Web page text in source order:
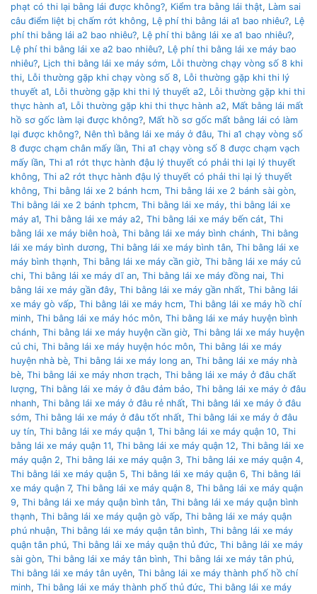
phạt có thi lại bằng lái được không?, Kiểm tra bằng lái thật, Làm sai
câu điểm liệt bị chấm rớt không, Lệ phí thi bằng lái a1 bao nhiêu?, Lệ
phí thi bằng lái a2 bao nhiêu?, Lệ phí thi bằng lái xe a1 bao nhiêu?,
Lệ phí thi bằng lái xe a2 bao nhiêu?, Lệ phí thi bằng lái xe máy bao
nhiêu?, Lịch thi bằng lái xe máy sớm, Lỗi thường chạy vòng số 8 khi
thi, Lỗi thường gặp khi chạy vòng số 8, Lỗi thường gặp khi thi lý
thuyết a1, Lỗi thường gặp khi thi lý thuyết a2, Lỗi thường gặp khi thi
thực hành a1, Lỗi thường gặp khi thi thực hành a2, Mất bằng lái mất
hồ sơ gốc làm lại được không?, Mất hồ sơ gốc mất bằng lái có làm
lại được không?, Nên thì bằng lái xe máy ở đâu, Thi a1 chạy vòng số
8 được chạm chân mấy lần, Thi a1 chạy vòng số 8 được chạm vạch
mấy lần, Thi a1 rớt thực hành đậu lý thuyết có phải thi lại lý thuyết
không, Thi a2 rớt thực hành đậu lý thuyết có phải thi lại lý thuyết
không, Thi bằng lái xe 2 bánh hcm, Thi bằng lái xe 2 bánh sài gòn,
Thi bằng lái xe 2 bánh tphcm, Thi bằng lái xe máy, thi bằng lái xe
máy a1, Thi bằng lái xe máy a2, Thi bằng lái xe máy bến cát, Thi
bằng lái xe máy biên hoà, Thi bằng lái xe máy bình chánh, Thi bằng
lái xe máy bình dương, Thi bằng lái xe máy bình tân, Thi bằng lái xe
máy bình thạnh, Thi bằng lái xe máy cần giờ, Thi bằng lái xe máy củ
chi, Thi bằng lái xe máy dĩ an, Thi bằng lái xe máy đồng nai, Thi
bằng lái xe máy gần đây, Thi bằng lái xe máy gần nhất, Thi bằng lái
xe máy gò vấp, Thi bằng lái xe máy hcm, Thi bằng lái xe máy hồ chí
minh, Thi bằng lái xe máy hóc môn, Thi bằng lái xe máy huyện bình
chánh, Thi bằng lái xe máy huyện cần giờ, Thi bằng lái xe máy huyện
củ chi, Thi bằng lái xe máy huyện hóc môn, Thi bằng lái xe máy
huyện nhà bè, Thi bằng lái xe máy long an, Thi bằng lái xe máy nhà
bè, Thi bằng lái xe máy nhơn trạch, Thi bằng lái xe máy ở đâu chất
lượng, Thi bằng lái xe máy ở đâu đảm bảo, Thi bằng lái xe máy ở đâu
nhanh, Thi bằng lái xe máy ở đâu rẻ nhất, Thi bằng lái xe máy ở đâu
sớm, Thi bằng lái xe máy ở đâu tốt nhất, Thi bằng lái xe máy ở đâu
uy tín, Thi bằng lái xe máy quận 1, Thi bằng lái xe máy quận 10, Thi
bằng lái xe máy quận 11, Thi bằng lái xe máy quận 12, Thi bằng lái xe
máy quận 2, Thi bằng lái xe máy quận 3, Thi bằng lái xe máy quận 4,
Thi bằng lái xe máy quận 5, Thi bằng lái xe máy quận 6, Thi bằng lái
xe máy quận 7, Thi bằng lái xe máy quận 8, Thi bằng lái xe máy quận
9, Thi bằng lái xe máy quận bình tân, Thi bằng lái xe máy quận bình
thạnh, Thi bằng lái xe máy quận gò vấp, Thi bằng lái xe máy quận
phú nhuận, Thi bằng lái xe máy quận tân bình, Thi bằng lái xe máy
quận tân phú, Thi bằng lái xe máy quận thủ đức, Thi bằng lái xe máy
sài gòn, Thi bằng lái xe máy tân bình, Thi bằng lái xe máy tân phú,
Thi bằng lái xe máy tân uyên, Thi bằng lái xe máy thành phố hồ chí
minh, Thi bằng lái xe máy thành phố thủ đức, Thi bằng lái xe máy